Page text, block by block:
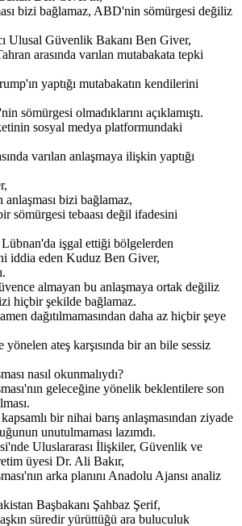
bizi bağlamaz, ABD'nin sömürgesi değiliz
Ulusal Güvenlik Bakanı Ben Giver,
arasında varılan mutabakata tepki
yaptığı mutabakatın kendilerini
sömürgesi olmadıklarını açıklamıştı.
sosyal medya platformundaki
varılan anlaşmaya ilişkin yaptığı
bizi bağlamaz,
sömürgesi tebaası değil ifadesini
işgal ettiği bölgelerden
iddia eden Kuduz Ben Giver,
almayan bu anlaşmaya ortak değiliz
hiçbir şekilde bağlamaz.
dağıtılmamasından daha az hiçbir şeye
ateş karşısında bir an bile sessiz
nasıl okunmalıydı?
geleceğine yönelik beklentilere son
bir nihai barış anlaşmasından ziyade
unutulmaması lazımdı.
Uluslararası İlişkiler, Güvenlik ve
üyesi Dr. Ali Bakır,
arka planını Anadolu Ajansı analiz
Başbakanı Şahbaz Şerif,
süredir yürüttüğü ara buluculuk